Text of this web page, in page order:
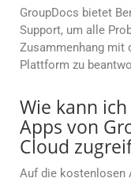
GroupDocs bietet
Support, um alle
Zusammenhang mit
Plattform zu
Wie kann
Apps von
Cloud
Auf die kostenlosen